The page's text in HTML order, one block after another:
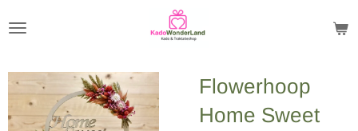
de
hoofdinhoud
Flowerhoop
Home Sweet